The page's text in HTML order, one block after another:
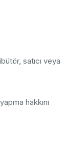
satıcı veya
hakkını